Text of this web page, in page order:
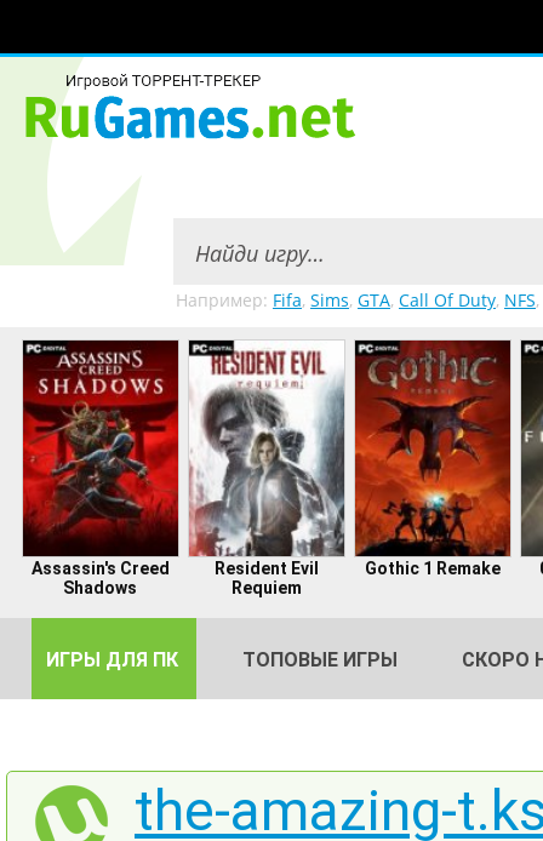
Например: Fifa, Sims, GTA, Call Of Duty, NFS,
Assassin's Creed
Shadows
Resident Evil
Requiem
Gothic 1 Remake
ИГРЫ ДЛЯ ПК ТОПОВЫЕ ИГРЫ СКОРО
the-amazing-